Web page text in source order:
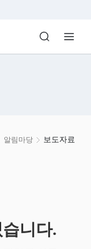
Media
알림마당 보도자료
니다.